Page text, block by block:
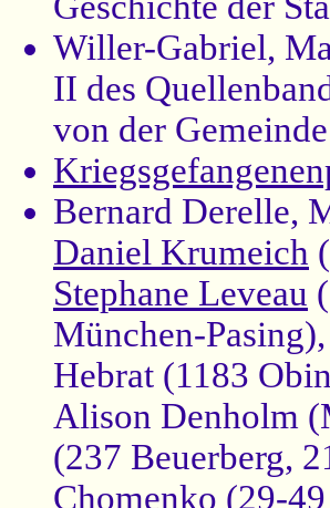
Willer-Gabriel,
II des
von der
Bernard Derelle,
Daniel Krumeich
Stephane Leveau
München-Pasing),
Hebrat (1183
Alison Denholm
(237 Beuerberg,
Chomenko (29-